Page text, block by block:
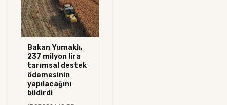
Bakan Yumaklı,
237 milyon lira
tarımsal destek
ödemesinin
yapılacağını
bildirdi